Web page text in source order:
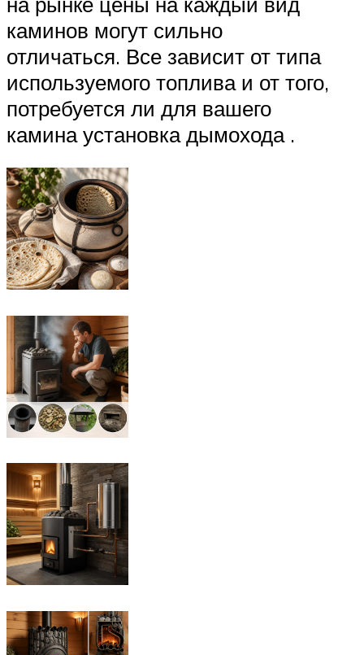
каминов могут сильно
отличаться. Все зависит от типа
используемого топлива и от того,
потребуется ли для вашего
камина установка дымохода .